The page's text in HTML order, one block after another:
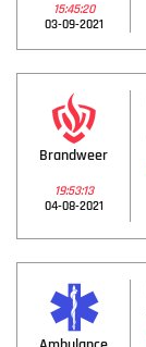
15:45:20
03-09-2021
Brandweer
19:53:13
04-08-2021